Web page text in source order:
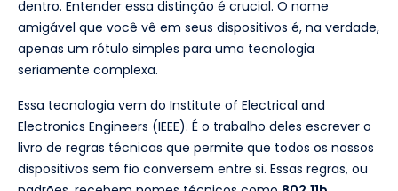
dentro. Entender essa distinção é crucial. O nome
amigável que você vê em seus dispositivos é, na verdade,
apenas um rótulo simples para uma tecnologia
seriamente complexa.
Essa tecnologia vem do Institute of Electrical and
Electronics Engineers (IEEE). É o trabalho deles escrever o
livro de regras técnicas que permite que todos os nossos
dispositivos sem fio conversem entre si. Essas regras, ou